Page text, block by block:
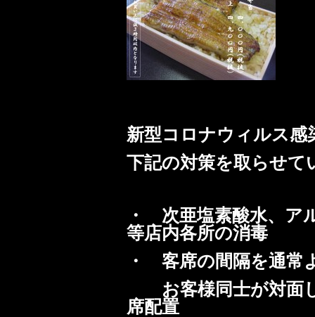
新型コロナウィルス感
下記の対策を取らせて
・ 次亜塩素酸水、ア
等店内各所の消毒
・ 客席の間隔を通常
お客様同士が対面
席配置